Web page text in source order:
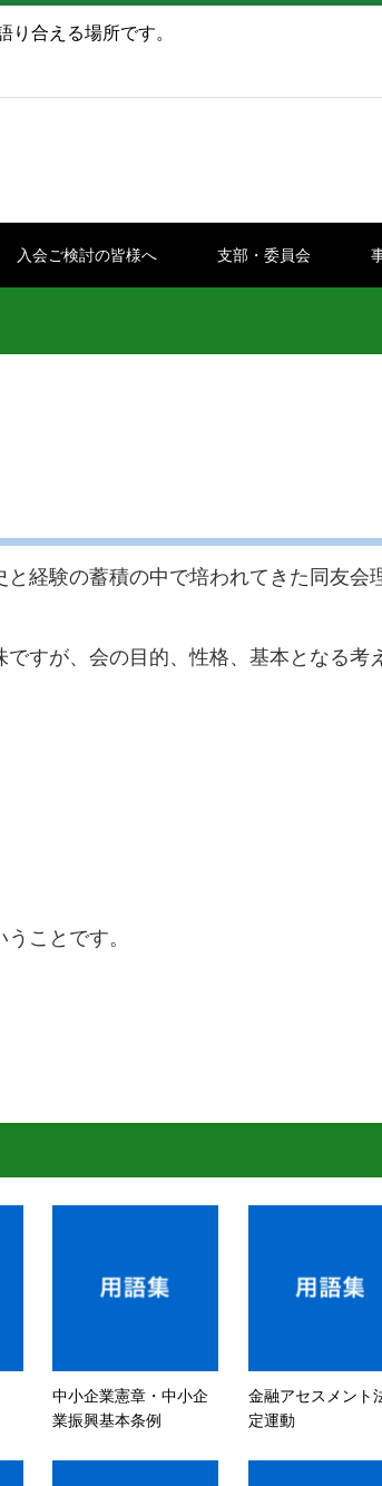
合える場所です。
入会ご検討の皆様へ 支部・委員会
経験の蓄積の中で培われてきた同友会
すが、会の目的、性格、基本となる考
ことです。
中小企業憲章・中小企
業振興基本条例
金融アセスメント
定運動